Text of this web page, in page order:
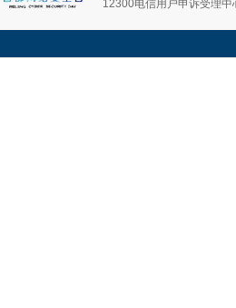
12300电信用户申诉受理中